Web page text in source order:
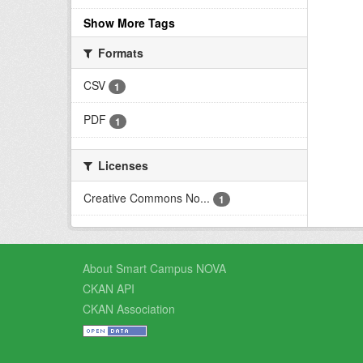
Show More Tags
Formats
CSV
1
PDF 1
Licenses
Creative Commons No...
1
About Smart Campus NOVA
CKAN API
CKAN Association